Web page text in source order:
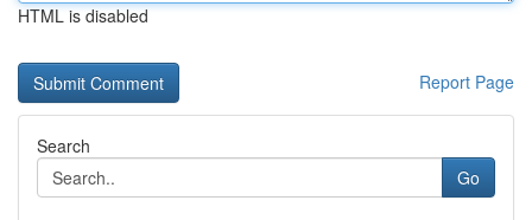
HTML is disabled
Report Page
Search
Go